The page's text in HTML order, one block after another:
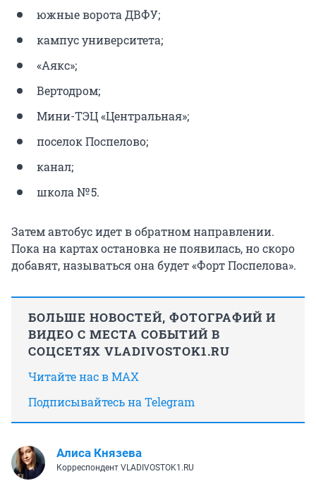
южные ворота ДВФУ;
кампус университета;
«Аякс»;
Вертодром;
Мини-ТЭЦ «Центральная»;
поселок Поспелово;
канал;
школа № 5.
Затем автобус идет в обратном направлении.
Пока на картах остановка не появилась, но скоро
добавят, называться она будет «Форт Поспелова».
БОЛЬШЕ НОВОСТЕЙ, ФОТОГРАФИЙ И
ВИДЕО С МЕСТА СОБЫТИЙ В
СОЦСЕТЯХ VLADIVOSTOK1.RU
Читайте нас в MAX
Подписывайтесь на Telegram
Алиса Князева
Корреспондент VLADIVOSTOK1.RU